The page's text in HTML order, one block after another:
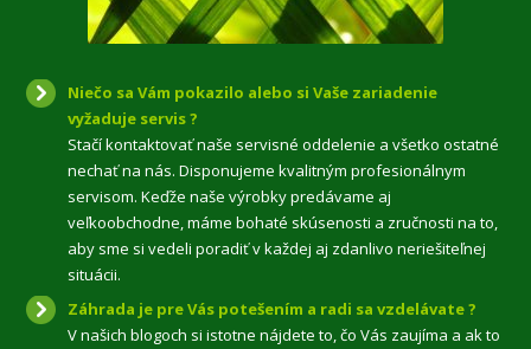
Niečo sa Vám pokazilo alebo si Vaše zariadenie
vyžaduje servis ?
Stačí kontaktovať naše servisné oddelenie a všetko ostatné
nechať na nás. Disponujeme kvalitným profesionálnym
servisom. Keďže naše výrobky predávame aj
veľkoobchodne, máme bohaté skúsenosti a zručnosti na to,
aby sme si vedeli poradiť v každej aj zdanlivo neriešiteľnej
situácii.
Záhrada je pre Vás potešením a radi sa vzdelávate ?
V našich blogoch si istotne nájdete to, čo Vás zaujíma a ak to